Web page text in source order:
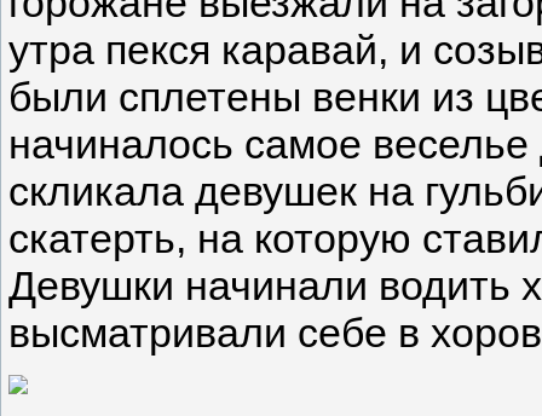
утра пекся каравай, и
были сплетены венки из
начиналось самое
скликала девушек на
скатерть, на которую
Девушки начинали водить
высматривали себе в